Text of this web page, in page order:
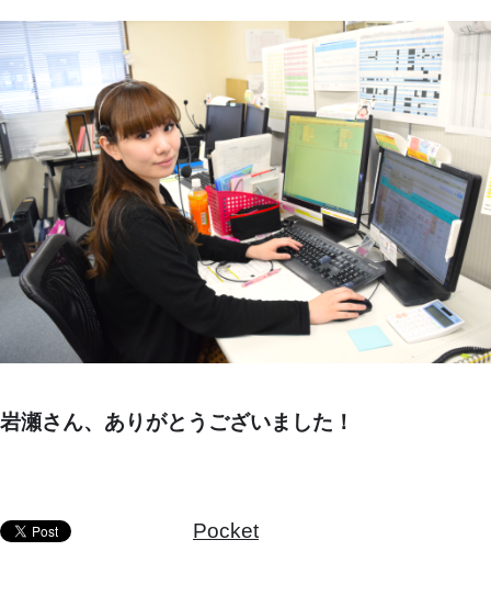
岩瀬さん、ありがとうございました！
Pocket